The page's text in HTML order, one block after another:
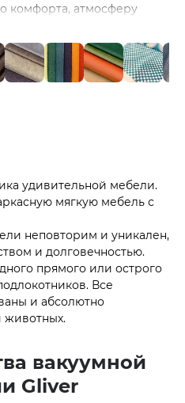
комфорта, атмосферу
мире. ВЫСОКОЕ качество
очень
все преимущества велюра
удивительной мебели.
мягкую мебель с
неповторим и уникален,
и долговечностью.
прямого или острого
Все
и абсолютно
животных.
вакуумной
Gliver